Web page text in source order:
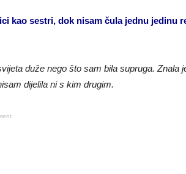
kao sestri, dok nisam čula jednu jedinu
duže nego što sam bila supruga. Znala
dijelila ni s kim drugim.